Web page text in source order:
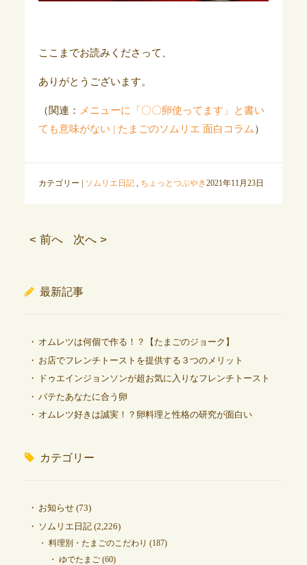
ここまでお読みくださって、
ありがとうございます。
（関連： メニューに「〇〇卵使ってます」と書い
ても意味がない | たまごのソムリエ 面白コラム）
カテゴリー | ソムリエ日記, ちょっとつぶやき2021年11月23日
< 前へ 次へ >
最新記事
オムレツは何個で作る！？【たまごのジョーク】
お店でフレンチトーストを提供する３つのメリット
ドゥエインジョンソンが超お気に入りなフレンチトースト
バテたあなたに合う卵
オムレツ好きは誠実！？卵料理と性格の研究が面白い
カテゴリー
お知らせ(73)
ソムリエ日記(2,226)
料理別・たまごのこだわり (187)
ゆでたまご(60)